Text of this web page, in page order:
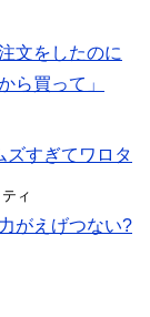
文をしたのに
ら買って」
ズすぎてワロタ
ィ
がえげつない?